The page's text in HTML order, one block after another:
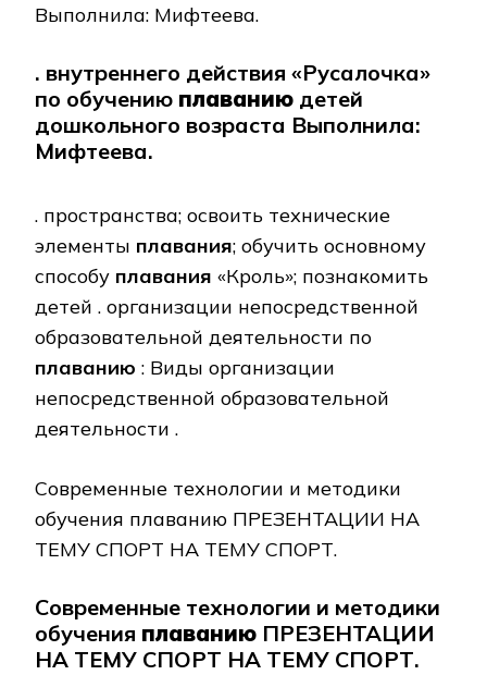
Выполнила: Мифтеева.
. внутреннего действия «Русалочка»
по обучению плаванию детей
дошкольного возраста Выполнила:
Мифтеева.
. пространства; освоить технические
элементы плавания; обучить основному
способу плавания «Кроль»; познакомить
детей . организации непосредственной
образовательной деятельности по
плаванию : Виды организации
непосредственной образовательной
деятельности .
Современные технологии и методики
обучения плаванию ПРЕЗЕНТАЦИИ НА
ТЕМУ СПОРТ НА ТЕМУ СПОРТ.
Современные технологии и методики
обучения плаванию ПРЕЗЕНТАЦИИ
НА ТЕМУ СПОРТ НА ТЕМУ СПОРТ.